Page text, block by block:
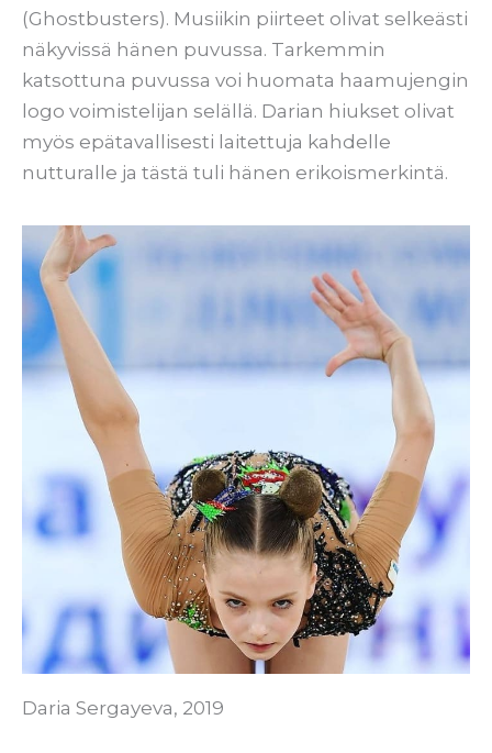
(Ghostbusters). Musiikin piirteet olivat selkeästi
näkyvissä hänen puvussa. Tarkemmin
katsottuna puvussa voi huomata haamujengin
logo voimistelijan selällä. Darian hiukset olivat
myös epätavallisesti laitettuja kahdelle
nutturalle ja tästä tuli hänen erikoismerkintä.
Daria Sergayeva, 2019